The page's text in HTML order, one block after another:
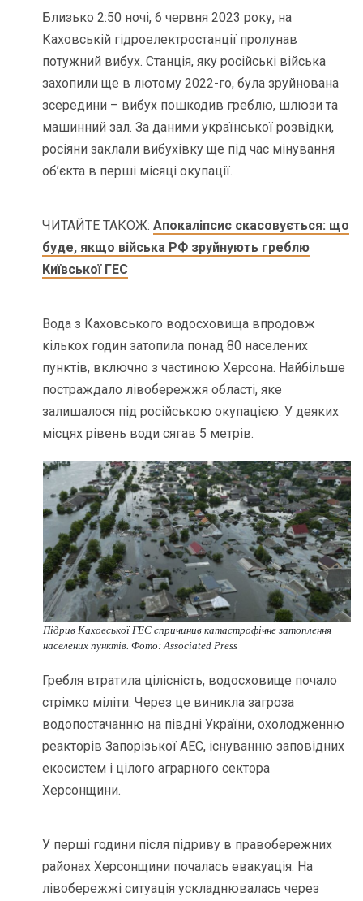
Близько 2:50 ночі, 6 червня 2023 року, на
Каховській гідроелектростанції пролунав
потужний вибух. Станція, яку російські війська
захопили ще в лютому 2022-го, була зруйнована
зсередини – вибух пошкодив греблю, шлюзи та
машинний зал. За даними української розвідки,
росіяни заклали вибухівку ще під час мінування
об’єкта в перші місяці окупації.
ЧИТАЙТЕ ТАКОЖ:Апокаліпсис скасовується: що
буде, якщо війська РФ зруйнують греблю
Київської ГЕС
Вода з Каховського водосховища впродовж
кількох годин затопила понад 80 населених
пунктів, включно з частиною Херсона. Найбільше
постраждало лівобережжя області, яке
залишалося під російською окупацією. У деяких
місцях рівень води сягав 5 метрів.
Підрив Каховської ГЕС спричинив катастрофічне затоплення
населених пунктів. Фото: Associated Press
Гребля втратила цілісність, водосховище почало
стрімко міліти. Через це виникла загроза
водопостачанню на півдні України, охолодженню
реакторів Запорізької АЕС, існуванню заповідних
екосистем і цілого аграрного сектора
Херсонщини.
У перші години після підриву в правобережних
районах Херсонщини почалась евакуація. На
лівобережжі ситуація ускладнювалась через